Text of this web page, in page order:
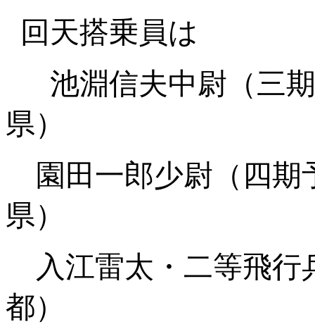
回天搭乗員は
池淵信夫中尉
県）
園田一郎少尉（
県）
入江雷太・二等飛
都）